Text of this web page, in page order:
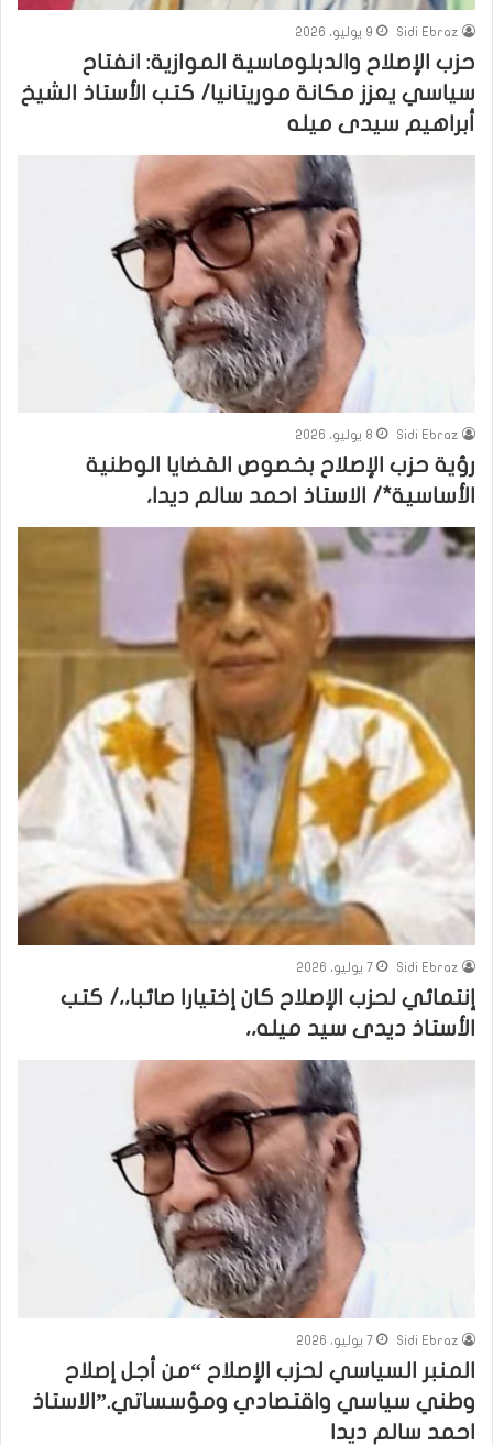
Sidi Ebraz 9 يوليو، 2026
حزب الإصلاح والدبلوماسية الموازية: انفتاح
سياسي يعزز مكانة موريتانيا/ كتب الأستاذ الشيخ
أبراهيم سيدى ميله
Sidi Ebraz 8 يوليو، 2026
رؤية حزب الإصلاح بخصوص القضايا الوطنية
الأساسية*/ الاستاذ احمد سالم ديدا،
Sidi Ebraz 7 يوليو، 2026
إنتمائي لحزب الإصلاح كان إختيارا صائبا،،/ كتب
الأستاذ ديدى سيد ميله،،
Sidi Ebraz 7 يوليو، 2026
المنبر السياسي لحزب الإصلاح “من أجل إصلاح
وطني سياسي واقتصادي ومؤسساتي.”الاستاذ
احمد سالم ديدا